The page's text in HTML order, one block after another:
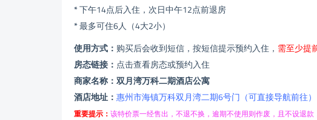
*下午14点后入住，次日中午12点前退房
*最多可住6人（4大2小）
使用方式： 购买后会收到短信，按短信提示预约入住， 需至少提
房态链接： 点击查看房态或预约入住
商家名称：双月湾万科二期酒店公寓
酒店地址： 惠州市海镇万科双月湾二期6号门（可直接导航前往）
重要提示： 该特价票一经售出，不退不换，逾期不使用则作废，且不设退款